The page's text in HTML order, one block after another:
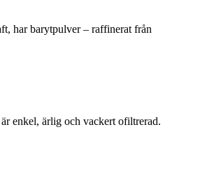
har barytpulver – raffinerat från
enkel, ärlig och vackert ofiltrerad.